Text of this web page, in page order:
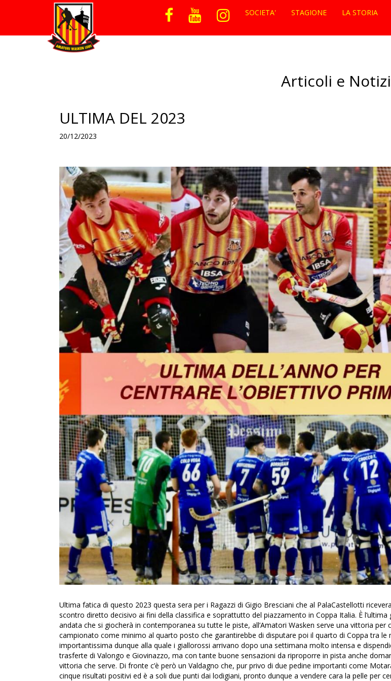
SOCIETA' STAGIONE LA STORIA
Articoli e
ULTIMA DEL 2023
20/12/2023
Ultima fatica di questo 2023 questa sera per i Ragazzi di Gigio Bresciani che al PalaCastellotti
scontro diretto decisivo ai fini della classifica e soprattutto del piazzamento in Coppa Italia. È l’ultima
andata che si giocherà in contemporanea su tutte le piste, all’Amatori Wasken serve una vittoria per
campionato come minimo al quarto posto che garantirebbe di disputare poi il quarto di Coppa tra le
importantissima dunque alla quale i giallorossi arrivano dopo una settimana molto intensa e
trasferte di Valongo e Giovinazzo, ma con tante buone sensazioni da riproporre in pista anche
vittoria che serve. Di fronte c’è però un Valdagno che, pur privo di due pedine importanti come
cinque risultati positivi ed è a soli due punti dai lodigiani, pronto dunque a vendere cara la pelle per